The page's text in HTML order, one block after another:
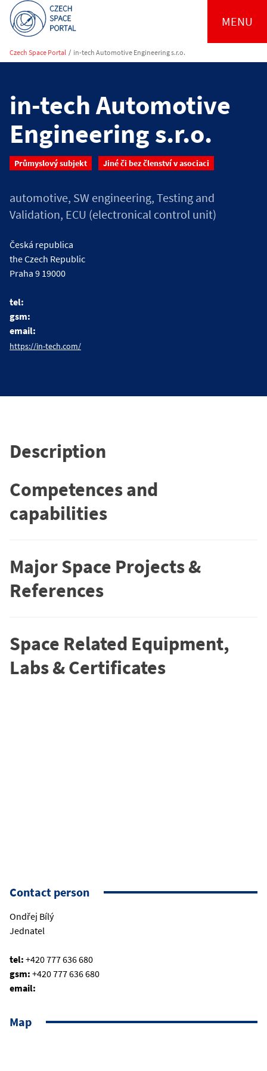
MENU
Czech Space Portal / in-tech Automotive Engineering s.r.o.
in-tech Automotive
Engineering s.r.o.
Průmyslový subjekt Jiné či bez členství v asociaci
automotive, SW engineering, Testing and
Validation, ECU (electronical control unit)
Česká republica
the Czech Republic
Praha 9 19000
tel:
gsm:
email:
https://in-tech.com/
Description
Competences and
capabilities
Major Space Projects &
References
Space Related Equipment,
Labs & Certificates
Contact person
Ondřej Bílý
Jednatel
tel: +420 777 636 680
gsm: +420 777 636 680
email:
Map